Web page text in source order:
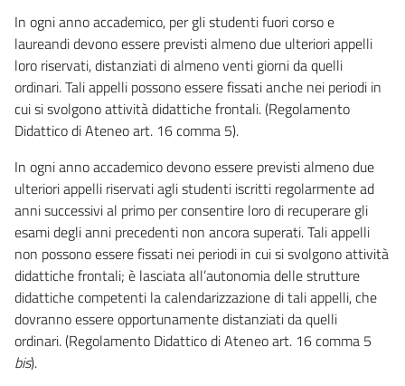
In ogni anno accademico, per gli studenti fuori corso e
laureandi devono essere previsti almeno due ulteriori appelli
loro riservati, distanziati di almeno venti giorni da quelli
ordinari. Tali appelli possono essere fissati anche nei periodi in
cui si svolgono attività didattiche frontali. (Regolamento
Didattico di Ateneo art. 16 comma 5).
In ogni anno accademico devono essere previsti almeno due
ulteriori appelli riservati agli studenti iscritti regolarmente ad
anni successivi al primo per consentire loro di recuperare gli
esami degli anni precedenti non ancora superati. Tali appelli
non possono essere fissati nei periodi in cui si svolgono attività
didattiche frontali; è lasciata all’autonomia delle strutture
didattiche competenti la calendarizzazione di tali appelli, che
dovranno essere opportunamente distanziati da quelli
ordinari. (Regolamento Didattico di Ateneo art. 16 comma 5
bis).